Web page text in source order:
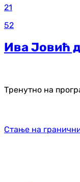
21
52
Ива Јовић
Тренутно на
Стање на